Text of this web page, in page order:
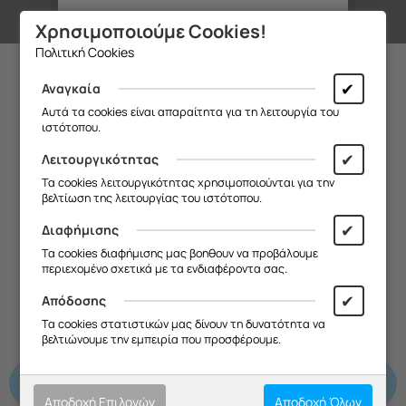
Λοιπά προϊόντα συσκευής
ΑΝΤΛΙΑ ΝΕΡΟΥ
ΦΟΥΡΝ ΑΤΜΟΥ
Χρησιμοποιούμε Cookies!
Πολιτική Cookies
Αναγκαία ✔
Αυτά τα cookies είναι απαραίτητα για τη λειτουργία του
ιστότοπου.
Λειτουργικότητας ✔
Τα cookies λειτουργικότητας χρησιμοποιούνται για την
βελτίωση της λειτουργίας του ιστότοπου.
Διαφήμισης ✔
Τα cookies διαφήμισης μας βοηθουν να προβάλουμε
περιεχομένο σχετικά με τα ενδιαφέροντα σας.
Απόδοσης ✔
Τα cookies στατιστικών μας δίνουν τη δυνατότητα να
βελτιώνουμε την εμπειρία που προσφέρουμε.
Αποδοχή Επιλογών Αποδοχή Όλων
Θα θέλαμε να σας ενημερώσουμε ότι
κλειστή από13/08 έως και 18/08,
Σας ευχαριστούμε για την
κατανόηση και σας ευχόμαστε καλό
καλοκαίρι!
Θα θέλαμε να σας ενημερώσουμε ότι
η επιχείρησή μας θα παραμείνει
κλειστή από13/08 έως και 18/08
Θα είμαστε ξανά κοντά σας από
19/08.
κατανόηση και σας ευχόμαστε καλό